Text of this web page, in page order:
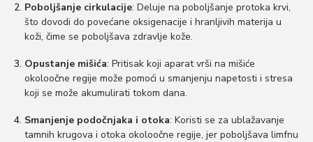
Poboljšanje cirkulacije: Deluje na poboljšanje protoka krvi,
što dovodi do povećane oksigenacije i hranljivih materija u
koži, čime se poboljšava zdravlje kože.
Opustanje mišića: Pritisak koji aparat vrši na mišiće
okoloočne regije može pomoći u smanjenju napetosti i stresa
koji se može akumulirati tokom dana.
Smanjenje podočnjaka i otoka: Koristi se za ublažavanje
tamnih krugova i otoka okoloočne regije, jer poboljšava limfnu